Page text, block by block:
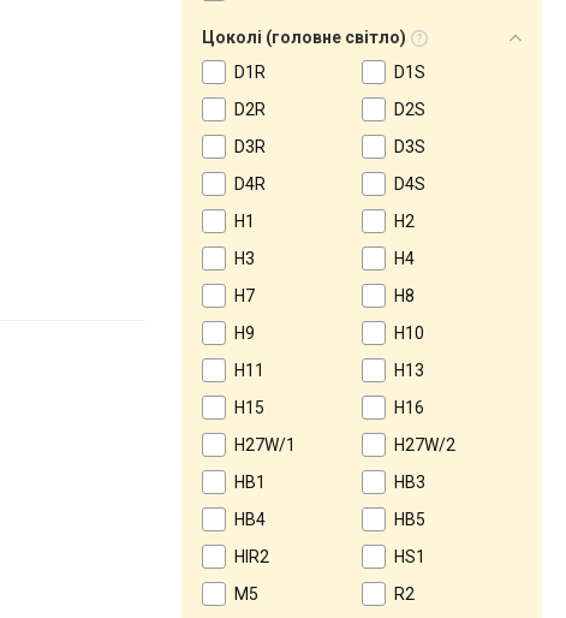
Цоколі (головне світло)
D1R
D1S
D2R
D2S
D3R
D3S
D4R
D4S
H1
H2
H3
H4
H7
H8
H9
H10
H11
H13
H15
H16
H27W/1
H27W/2
HB1
HB3
HB4
HB5
HIR2
HS1
M5
R2